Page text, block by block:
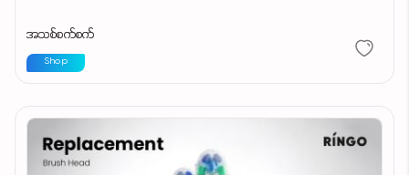
အသစ်စက်စက်
Shop